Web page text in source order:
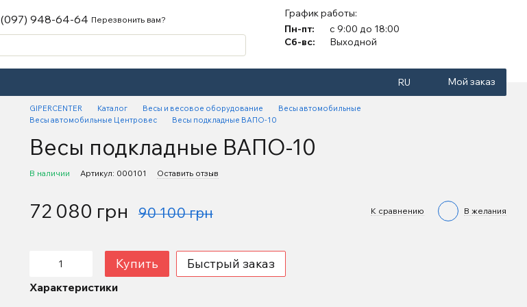
(097) 948-64-64 Перезвонить вам?
График работы:
Пн-пт:
с 9:00 до 18:00
Сб-вс:
Выходной
RU Мой заказ
GIPERCENTER Каталог Весы и весовое оборудование
Весы автомобильные
Весы автомобильные Центровес
Весы подкладные ВАПО-10
Весы подкладные ВАПО-10
В наличии Артикул: 000101 Оставить отзыв
72 080 грн 90 100 грн К сравнению В желания
Купить Быстрый заказ
Характеристики